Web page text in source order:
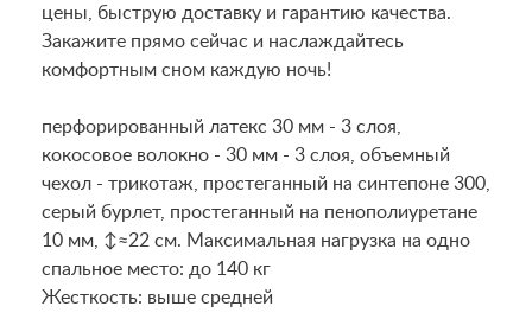
цены, быструю доставку и гарантию качества.
Закажите прямо сейчас и наслаждайтесь
комфортным сном каждую ночь!
перфорированный латекс 30 мм - 3 слоя,
кокосовое волокно - 30 мм - 3 слоя, объемный
чехол - трикотаж, простеганный на синтепоне 300,
серый бурлет, простеганный на пенополиуретане
10 мм, ↕≈22 см. Максимальная нагрузка на одно
спальное место: до 140 кг
Жесткость: выше средней